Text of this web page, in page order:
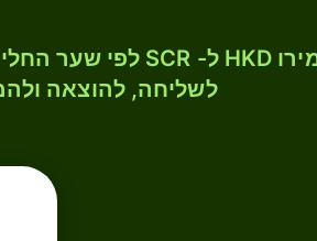
לשליחה, להוצאה